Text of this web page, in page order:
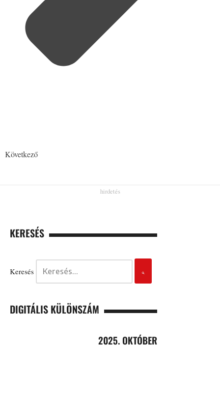
Következő
KERESÉS
Keresés
DIGITÁLIS KÜLÖNSZÁM
2025. OKTÓBER